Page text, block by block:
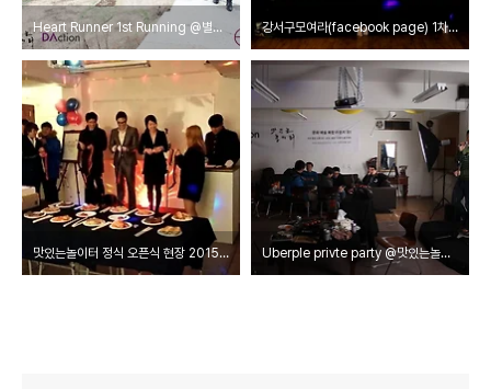
Heart Runner 1st Running @별뜨락 2015.4.30 강서구모여라(facebook page) 1차 벙개 파티 @맛있는놀이터 2015.2.14
맛있는놀이터 정식 오픈식 현장 2015.01.31 Uberple privte party @맛있는놀이터 2015.1.15